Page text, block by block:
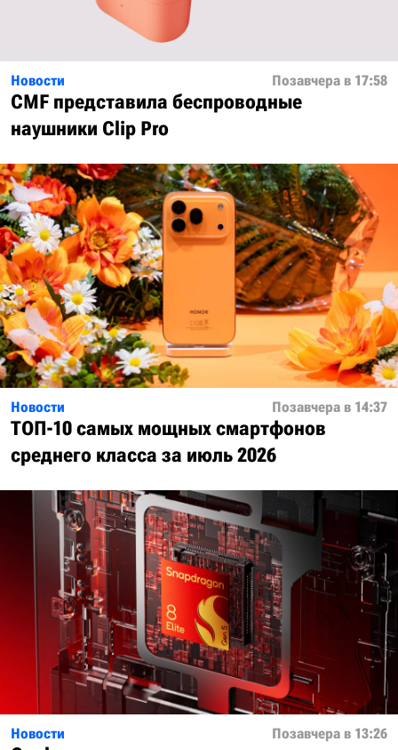
Новости Позавчера в 17:58
CMF представила беспроводные
наушники Clip Pro
Новости Позавчера в 14:37
ТОП-10 самых мощных смартфонов
среднего класса за июль 2026
Новости Позавчера в 13:26